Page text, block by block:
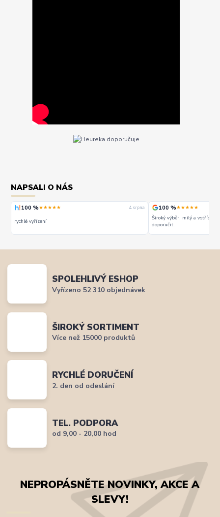
NAPSALI O NÁS
100 %★★★★★ 4. srpna
rychlé vyřízení
100 %★★★★★
Široký výběr, milý a vstřícný
doporučit.
SPOLEHLIVÝ ESHOP
Vyřízeno 52 310 objednávek
ŠIROKÝ SORTIMENT
Více než 15000 produktů
RYCHLÉ DORUČENÍ
2. den od odeslání
TEL. PODPORA
od 9,00 - 20,00 hod
NEPROPÁSNĚTE NOVINKY, AKCE A
SLEVY!